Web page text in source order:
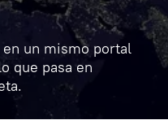
un mismo portal
que pasa en